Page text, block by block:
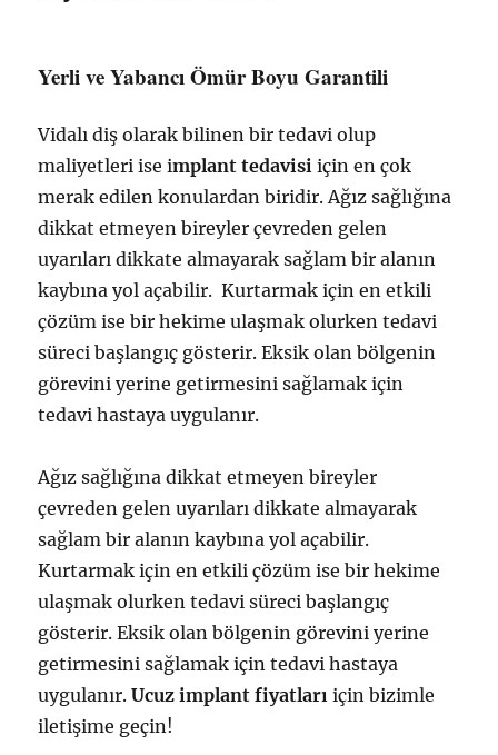
Yerli ve Yabancı Ömür Boyu Garantili
Vidalı diş olarak bilinen bir tedavi olup
maliyetleri ise implant tedavisi için en çok
merak edilen konulardan biridir. Ağız sağlığına
dikkat etmeyen bireyler çevreden gelen
uyarıları dikkate almayarak sağlam bir alanın
kaybına yol açabilir. Kurtarmak için en etkili
çözüm ise bir hekime ulaşmak olurken tedavi
süreci başlangıç gösterir. Eksik olan bölgenin
görevini yerine getirmesini sağlamak için
tedavi hastaya uygulanır.
Ağız sağlığına dikkat etmeyen bireyler
çevreden gelen uyarıları dikkate almayarak
sağlam bir alanın kaybına yol açabilir.
Kurtarmak için en etkili çözüm ise bir hekime
ulaşmak olurken tedavi süreci başlangıç
gösterir. Eksik olan bölgenin görevini yerine
getirmesini sağlamak için tedavi hastaya
uygulanır.Ucuz implant fiyatları için bizimle
iletişime geçin!